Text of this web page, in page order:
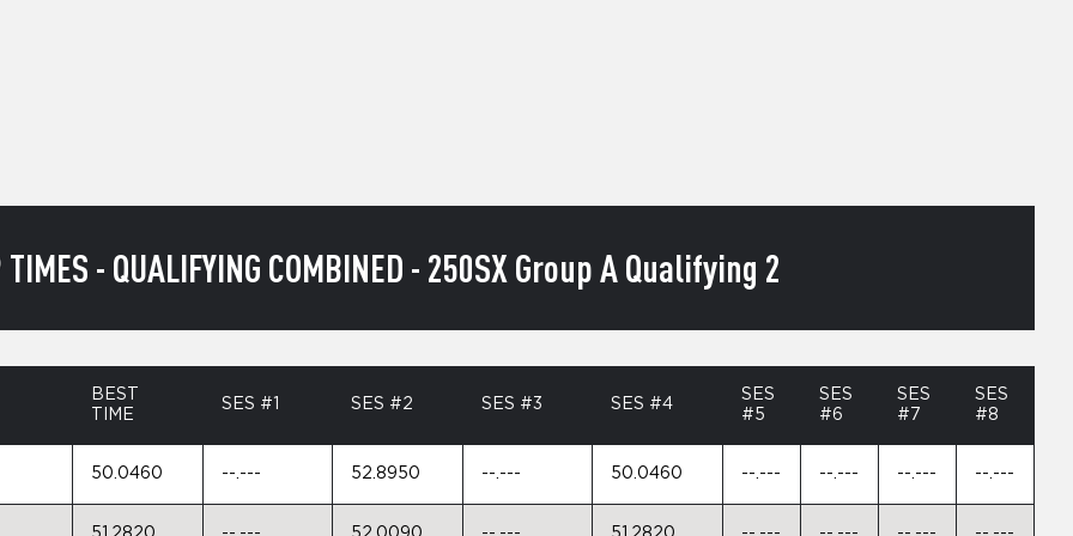
TIMES - QUALIFYING COMBINED - 250SX Group A Qualifying 2
BEST
TIME
SES #1 SES #2 SES #3 SES #4
SES
#5
SES
#6
SES
#7
SES
#8
50.0460 --.--- 52.8950 --.--- 50.0460 --.--- --.--- --.--- --.---